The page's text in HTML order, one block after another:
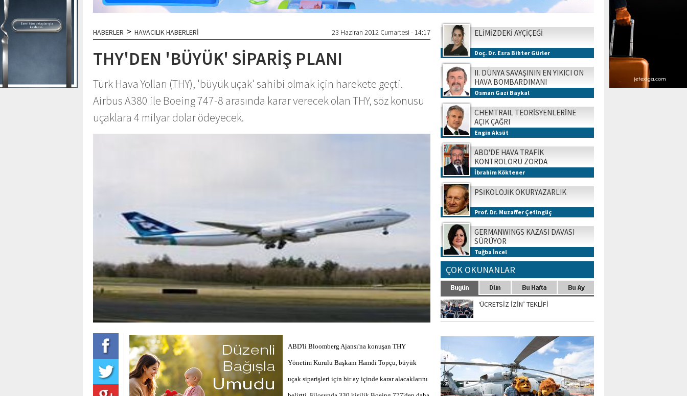
HABERLER > HAVACILIK HABERLERİ 23 Haziran 2012 Cumartesi - 14:17
THY'DEN 'BÜYÜK' SİPARİŞ PLANI
Türk Hava Yolları (THY), 'büyük uçak' sahibi olmak için harekete geçti.
Airbus A380 ile Boeing 747-8 arasında karar verecek olan THY, söz konusu
uçaklara 4 milyar dolar ödeyecek.
ABD'li Bloomberg Ajansı'na konuşan THY
Yönetim Kurulu Başkanı Hamdi Topçu, büyük
uçak siparişleri için bir ay içinde karar alacaklarını
ELİMİZDEKİ AYÇİÇEĞİ
Doç. Dr. Esra Bihter Gürler
II. DÜNYA SAVAŞININ EN YIKICI ON
HAVA BOMBARDIMANI
Osman Gazi Baykal
CHEMTRAIL TEORİSYENLERİNE
AÇIK ÇAĞRI
Engin Aksüt
ABD'DE HAVA TRAFİK
KONTROLÖRÜ ZORDA
İbrahim Köktener
PSİKOLOJİK OKURYAZARLIK
Prof. Dr. Muzaffer Çetingüç
GERMANWINGS KAZASI DAVASI
SÜRÜYOR
Tuğba İncel
ÇOK OKUNANLAR
‘ÜCRETSİZ İZİN’ TEKLİFİ
SİNGAPUR AIRSHOW-2020